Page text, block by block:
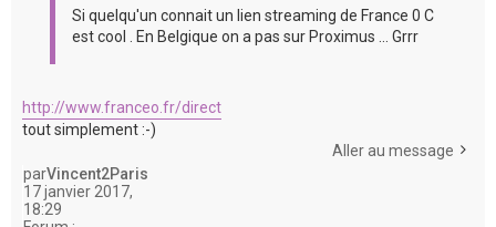
Si quelqu'un connait un lien streaming de France 0 C
est cool . En Belgique on a pas sur Proximus ... Grrr
http://www.franceo.fr/direct
tout simplement :-)
Aller au message
parVincent2Paris
17 janvier 2017,
18:29